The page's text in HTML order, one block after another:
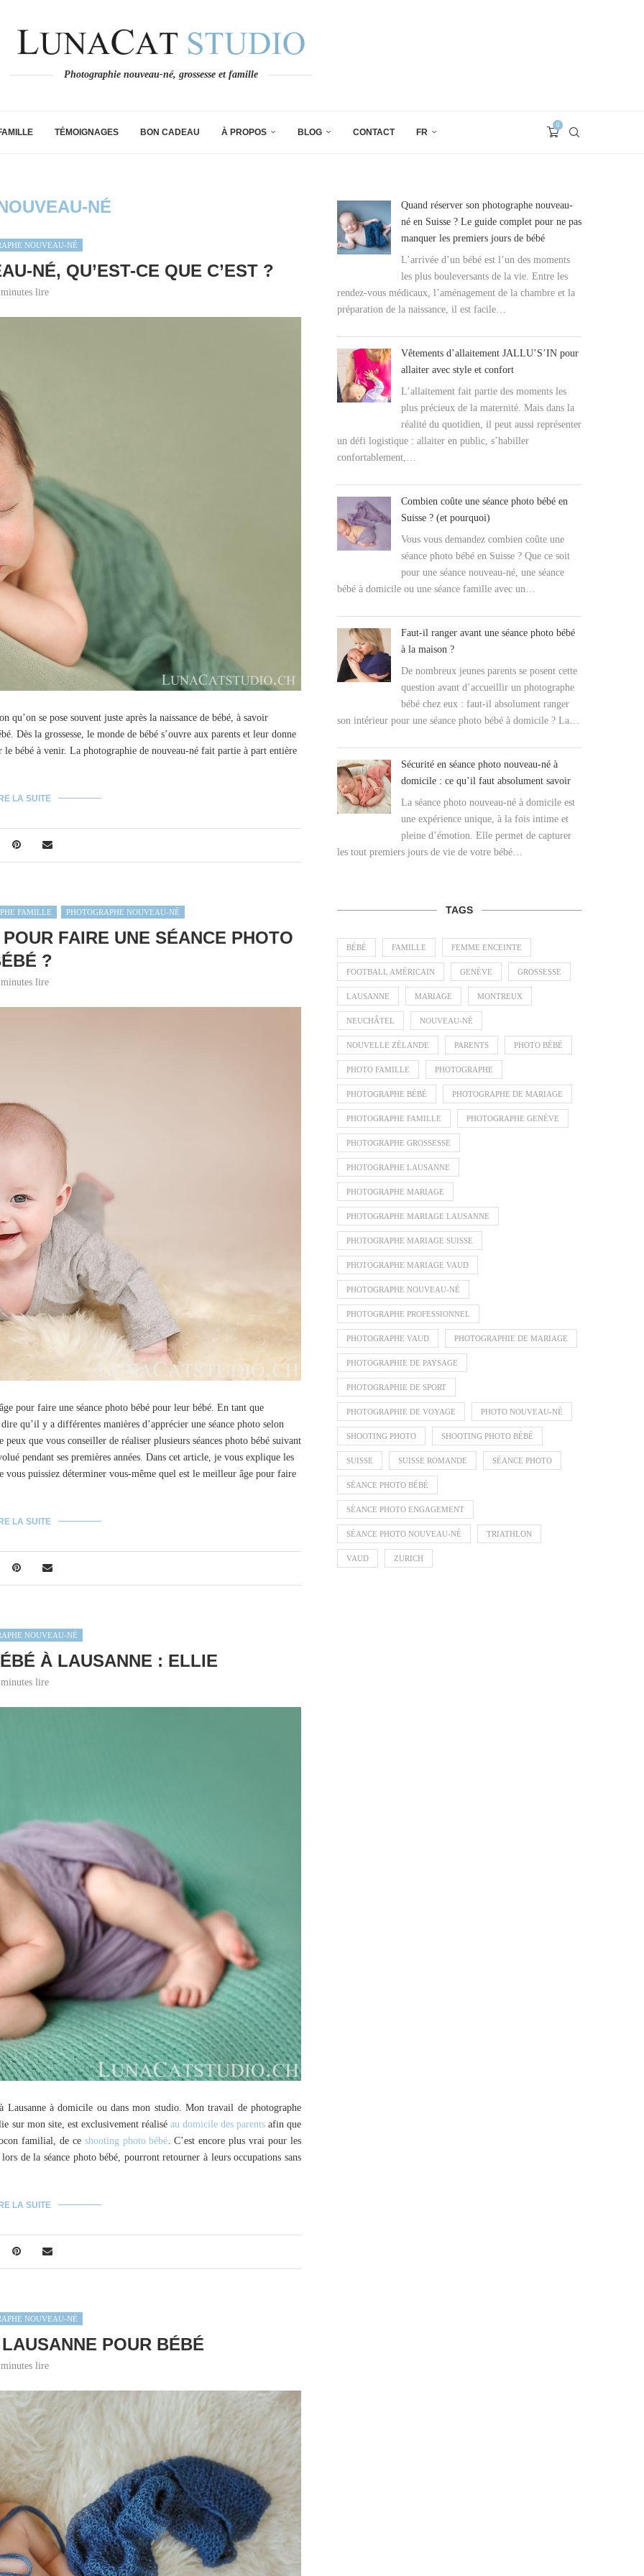
Photographie nouveau-né, grossesse et famille
TÉMOIGNAGES BON CADEAU À PROPOS BLOG CONTACT FR
0
NÉ
NOUVEAU-NÉ
NÉ, QU’EST-CE QUE C’EST ?
lire
qu’on se pose souvent juste après la naissance de bébé, à savoir
Dès la grossesse, le monde de bébé s’ouvre aux parents et leur donne
bébé à venir. La photographie de nouveau-né fait partie à part entière
LA SUITE
FAMILLE PHOTOGRAPHE NOUVEAU-NÉ
FAIRE UNE SÉANCE PHOTO
?
lire
pour faire une séance photo bébé pour leur bébé. En tant que
qu’il y a différentes manières d’apprécier une séance photo selon
que vous conseiller de réaliser plusieurs séances photo bébé suivant
pendant ses premières années. Dans cet article, je vous explique les
vous puissiez déterminer vous-même quel est le meilleur âge pour faire
LA SUITE
NOUVEAU-NÉ
À LAUSANNE : ELLIE
lire
Lausanne à domicile ou dans mon studio. Mon travail de photographe
sur mon site, est exclusivement réalisé au domicile des parentsafin que
familial, de ce shooting photo bébé . C’est encore plus vrai pour les
de la séance photo bébé, pourront retourner à leurs occupations sans
LA SUITE
NOUVEAU-NÉ
POUR BÉBÉ
lire
Quand réserver son photographe nouveau-
né en Suisse ? Le guide complet pour ne pas
manquer les premiers jours de bébé
L’arrivée d’un bébé est l’un des moments
les plus bouleversants de la vie. Entre les
rendez-vous médicaux, l’aménagement de la chambre et la
préparation de la naissance, il est facile…
Vêtements d’allaitement JALLU’S’IN pour
allaiter avec style et confort
L’allaitement fait partie des moments les
plus précieux de la maternité. Mais dans la
réalité du quotidien, il peut aussi représenter
un défi logistique : allaiter en public, s’habiller
confortablement,…
Combien coûte une séance photo bébé en
Suisse ? (et pourquoi)
Vous vous demandez combien coûte une
séance photo bébé en Suisse ? Que ce soit
pour une séance nouveau-né, une séance
bébé à domicile ou une séance famille avec un…
Faut-il ranger avant une séance photo bébé
à la maison ?
De nombreux jeunes parents se posent cette
question avant d’accueillir un photographe
bébé chez eux : faut-il absolument ranger
son intérieur pour une séance photo bébé à domicile ? La…
Sécurité en séance photo nouveau-né à
domicile : ce qu’il faut absolument savoir
La séance photo nouveau-né à domicile est
une expérience unique, à la fois intime et
pleine d’émotion. Elle permet de capturer
les tout premiers jours de vie de votre bébé…
TAGS
BÉBÉ FAMILLE FEMME ENCEINTE
FOOTBALL AMÉRICAIN GENÈVE GROSSESSE
LAUSANNE MARIAGE MONTREUX
NEUCHÂTEL NOUVEAU-NÉ
NOUVELLE ZÉLANDE PARENTS PHOTO BÉBÉ
PHOTO FAMILLE PHOTOGRAPHE
PHOTOGRAPHE BÉBÉ PHOTOGRAPHE DE MARIAGE
PHOTOGRAPHE FAMILLE PHOTOGRAPHE GENÈVE
PHOTOGRAPHE GROSSESSE
PHOTOGRAPHE LAUSANNE
PHOTOGRAPHE MARIAGE
PHOTOGRAPHE MARIAGE LAUSANNE
PHOTOGRAPHE MARIAGE SUISSE
PHOTOGRAPHE MARIAGE VAUD
PHOTOGRAPHE NOUVEAU-NÉ
PHOTOGRAPHE PROFESSIONNEL
PHOTOGRAPHE VAUD PHOTOGRAPHIE DE MARIAGE
PHOTOGRAPHIE DE PAYSAGE
PHOTOGRAPHIE DE SPORT
PHOTOGRAPHIE DE VOYAGE PHOTO NOUVEAU-NÉ
SHOOTING PHOTO SHOOTING PHOTO BÉBÉ
SUISSE SUISSE ROMANDE SÉANCE PHOTO
SÉANCE PHOTO BÉBÉ
SÉANCE PHOTO ENGAGEMENT
SÉANCE PHOTO NOUVEAU-NÉ TRIATHLON
VAUD ZURICH